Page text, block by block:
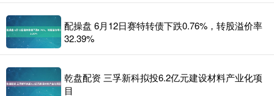
配操盘 6月12日赛特转债下跌0.76%，转股溢价率
32.39%
乾盘配资 三孚新科拟投6.2亿元建设材料产业化项
目